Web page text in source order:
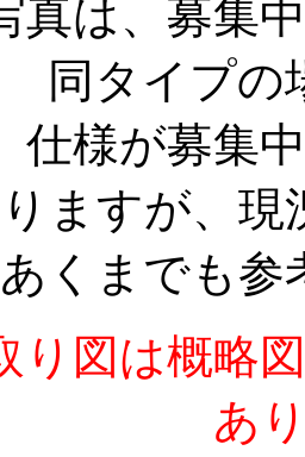
は、募集中
同タイプの
仕様が募集
ますが、現
あくまでも参
り図は概略
あ